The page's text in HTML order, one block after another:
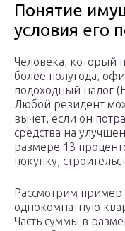
Понятие
условия его
Человека, который
более полугода,
подоходный налог
Любой резидент
вычет, если он
средства на
размере 13
покупку,
Рассмотрим пример
однокомнатную
Часть суммы в